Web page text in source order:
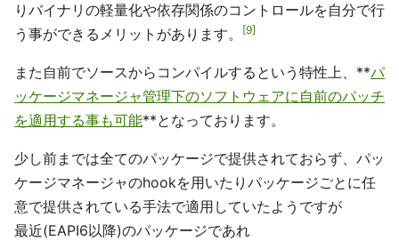
りバイナリの軽量化や依存関係のコントロールを自分で行
う事ができるメリットがあります。
9
また自前でソースからコンパイルするという特性上、**パ
ッケージマネージャ管理下のソフトウェアに自前のパッチ
を適用する事も可能**となっております。
少し前までは全てのパッケージで提供されておらず、パッ
ケージマネージャのhookを用いたりパッケージごとに任
意で提供されている手法で適用していたようですが
最近(EAPI6以降)のパッケージであれ